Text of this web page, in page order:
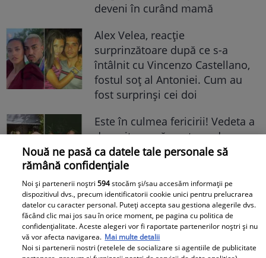
deveni în curând mamă
Alex Velea, reacție
surprinzătoare după ce s-a
întâlnit cu Vincenzo Castellano,
fostul soț al Antoniei. Cum au
fost surprinși cei doi
Este în culmea fericirii! Vedeta a
devenit mamă pentru a doua
oară și a dezvăluit prima
imagine cu fiul său: „Iubirile
vieții mele” Foto
A1.ro
Orhideea Dracula pentru care
Nouă ne pasă ca datele tale personale să
rămână confidențiale
Noi și partenerii noștri594stocăm și/sau accesăm informații pe
dispozitivul dvs., precum identificatorii cookie unici pentru prelucrarea
datelor cu caracter personal. Puteți accepta sau gestiona alegerile dvs.
făcând clic mai jos sau în orice moment, pe pagina cu politica de
confidențialitate. Aceste alegeri vor fi raportate partenerilor noștri și nu
vă vor afecta navigarea. Mai multe detalii
Noi si partenerii nostri (retelele de socializare si agentiile de publicitate